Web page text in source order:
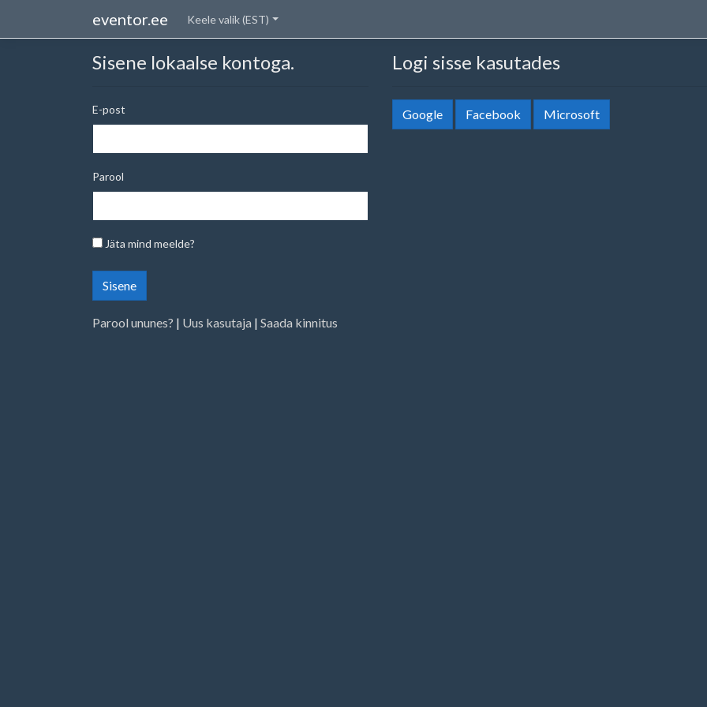
eventor.ee Keele valik (EST)
Sisene lokaalse kontoga.
E-post
Parool
Jäta mind meelde?
Sisene
Parool ununes? | Uus kasutaja | Saada kinnitus
Logi sisse kasutades
Google Facebook Microsoft